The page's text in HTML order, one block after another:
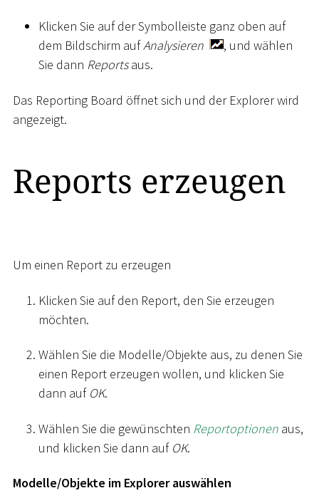
Klicken Sie auf der Symbolleiste ganz oben auf
dem Bildschirm aufAnalysieren
, und wählen
Sie dann Reportsaus.
Das Reporting Board öffnet sich und der Explorer wird
angezeigt.
Reports erzeugen
Um einen Report zu erzeugen
Klicken Sie auf den Report, den Sie erzeugen
möchten.
Wählen Sie die Modelle/Objekte aus, zu denen Sie
einen Report erzeugen wollen, und klicken Sie
dann auf OK.
Wählen Sie die gewünschten Reportoptionen aus,
und klicken Sie dann auf OK.
Modelle/Objekte im Explorer auswählen